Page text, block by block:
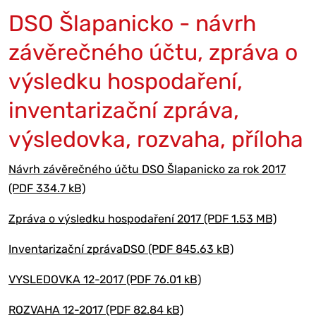
DSO Šlapanicko - návrh
závěrečného účtu, zpráva o
výsledku hospodaření,
inventarizační zpráva,
výsledovka, rozvaha, příloha
Návrh závěrečného účtu DSO Šlapanicko za rok 2017
(PDF 334.7 kB)
Zpráva o výsledku hospodaření 2017 (PDF 1.53 MB)
Inventarizační zprávaDSO (PDF 845.63 kB)
VYSLEDOVKA 12-2017 (PDF 76.01 kB)
ROZVAHA 12-2017 (PDF 82.84 kB)